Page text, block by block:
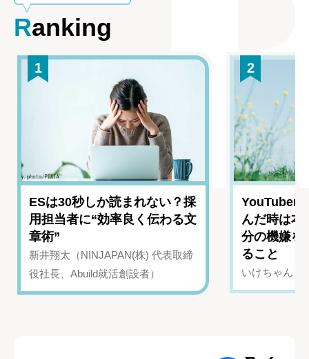
Ranking
1
ESは30秒しか読まれない？採
用担当者に“効率良く伝わる文
章術”
新井翔太（NINJAPAN(株) 代表取締
役社長、Abuild就活創設者）
2
YouTuber
んだ時は
分の機嫌を
ること
いけちゃん（